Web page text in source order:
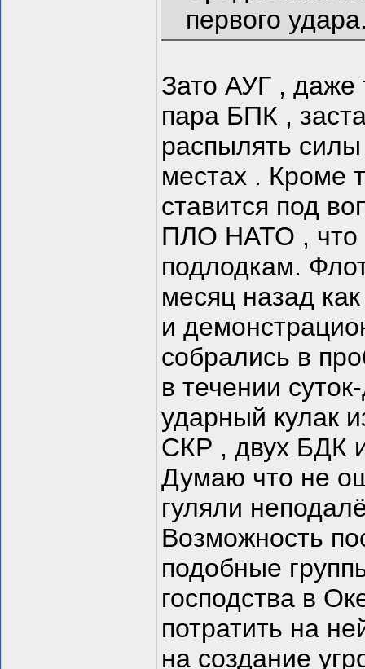
первого
Зато АУГ , даже
пара БПК ,
распылять
местах . Кроме
ставится под
ПЛО НАТО , что
подлодкам.
месяц назад
и
собрались в
в течении
ударный кулак
СКР , двух БДК
Думаю что не
гуляли
Возможность
подобные
господства в
потратить на
на создание